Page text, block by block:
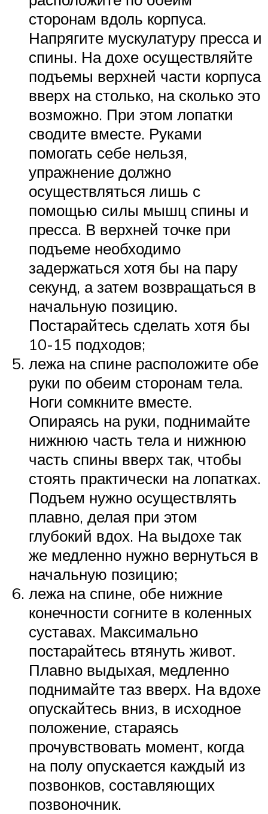
сторонам вдоль корпуса.
Напрягите мускулатуру пресса и
спины. На дохе осуществляйте
подъемы верхней части корпуса
вверх на столько, на сколько это
возможно. При этом лопатки
сводите вместе. Руками
помогать себе нельзя,
упражнение должно
осуществляться лишь с
помощью силы мышц спины и
пресса. В верхней точке при
подъеме необходимо
задержаться хотя бы на пару
секунд, а затем возвращаться в
начальную позицию.
Постарайтесь сделать хотя бы
10-15 подходов;
лежа на спине расположите обе
руки по обеим сторонам тела.
Ноги сомкните вместе.
Опираясь на руки, поднимайте
нижнюю часть тела и нижнюю
часть спины вверх так, чтобы
стоять практически на лопатках.
Подъем нужно осуществлять
плавно, делая при этом
глубокий вдох. На выдохе так
же медленно нужно вернуться в
начальную позицию;
лежа на спине, обе нижние
конечности согните в коленных
суставах. Максимально
постарайтесь втянуть живот.
Плавно выдыхая, медленно
поднимайте таз вверх. На вдохе
опускайтесь вниз, в исходное
положение, стараясь
прочувствовать момент, когда
на полу опускается каждый из
позвонков, составляющих
позвоночник.